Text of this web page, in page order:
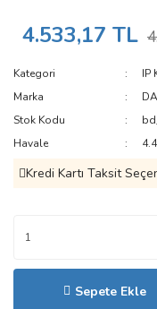
4.533,17 TL
Kategori
IP
Marka
Stok Kodu
Havale
Kredi Kartı Taksit
Sepete Ekle